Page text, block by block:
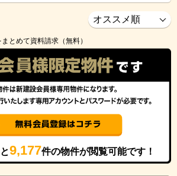
とめて資料請求（無料）
9,177件の物件が閲覧可能です！